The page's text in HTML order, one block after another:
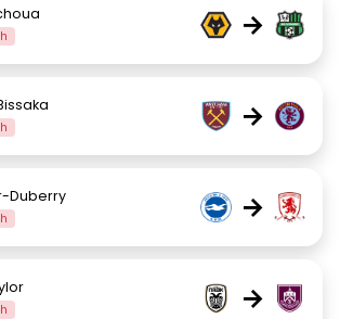
→
→
Duberry →
→